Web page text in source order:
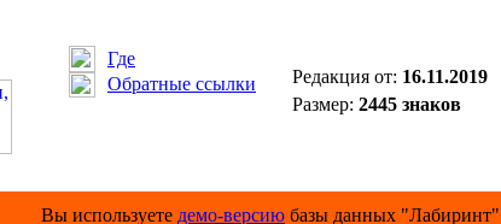
Где
Обратные ссылки
Редакция от: 16.11.2019
Размер: 2445 знаков
Вы используете демо-версию базы данных